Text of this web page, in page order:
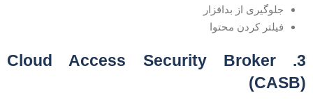
جلوگیری از بدافزار
فیلتر کردن محتوا
3. Cloud Access Security Broker